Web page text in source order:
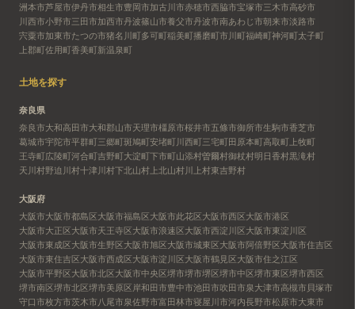
洲本市芦屋市伊丹市相生市豊岡市加古川市赤穂市西脇市宝塚市三木市高砂市
川西市小野市三田市加西市丹波篠山市養父市丹波市南あわじ市朝来市淡路市
宍粟市加東市たつの市猪名川町多可町稲美町播磨町市川町福崎町神河町太子町
上郡町佐用町香美町新温泉町
土地を探す
奈良県
奈良市大和高田市大和郡山市天理市橿原市桜井市五條市御所市生駒市香芝市
葛城市宇陀市平群町三郷町斑鳩町安堵町川西町三宅町田原本町高取町 上牧町
王寺町広陵町河合町吉野町大淀町下市町山添村曽爾村御杖村明日香村黒滝村
天川村野迫川村十津川村下北山村 上北山村川上村東吉野村
大阪府
大阪市大阪市都島区大阪市福島区大阪市此花区大阪市西区大阪市港区
大阪市大正区大阪市天王寺区大阪市浪速区大阪市西淀川区大阪市東淀川区
大阪市東成区大阪市生野区大阪市旭区大阪市城東区大阪市阿倍野区大阪市住吉区
大阪市東住吉区大阪市西成区大阪市淀川区大阪市鶴見区大阪市住之江区
大阪市平野区大阪市北区大阪市中央区堺市堺市堺区堺市中区堺市東区堺市西区
堺市南区堺市北区堺市美原区岸和田市豊中市池田市吹田市泉大津市高槻市 貝塚市
守口市枚方市茨木市八尾市泉佐野市富田林市寝屋川市河内長野市松原市大東市